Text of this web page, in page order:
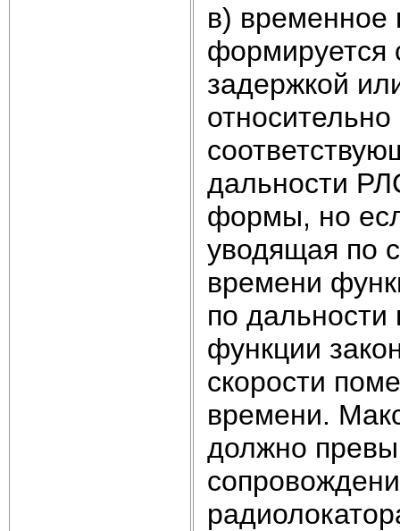
в) временное
формируется
задержкой
дальности
формы, но
уводящая по
времени
по дальности
функции
скорости
времени.
должно